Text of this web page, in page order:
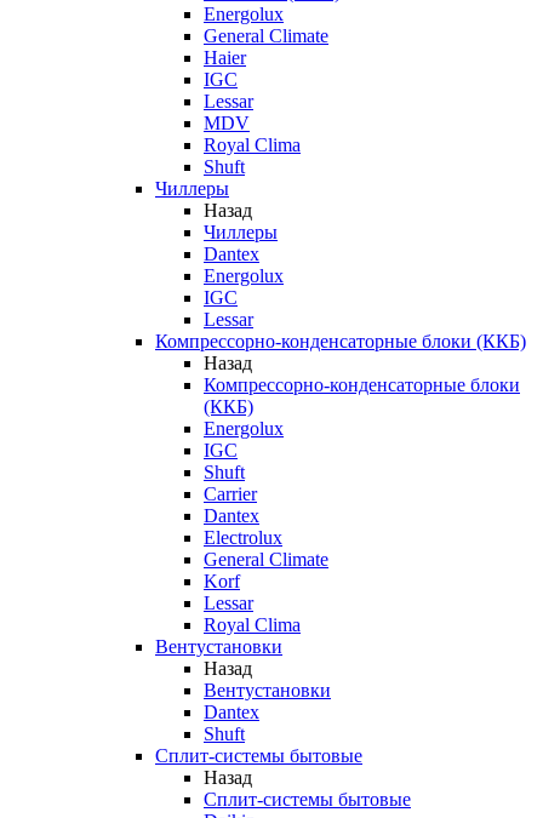
Energolux
General Climate
Haier
IGC
Lessar
MDV
Royal Clima
Shuft
Чиллеры
Назад
Чиллеры
Dantex
Energolux
IGC
Lessar
Компрессорно-конденсаторные блоки (ККБ)
Назад
Компрессорно-конденсаторные блоки
(ККБ)
Energolux
IGC
Shuft
Carrier
Dantex
Electrolux
General Climate
Korf
Lessar
Royal Clima
Вентустановки
Назад
Вентустановки
Dantex
Shuft
Сплит-системы бытовые
Назад
Сплит-системы бытовые